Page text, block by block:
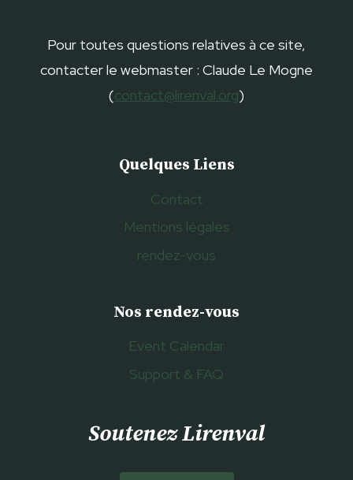
Pour toutes questions relatives à ce site,
contacter le webmaster : Claude Le Mogne
(contact@lirenval.org)
Quelques Liens
Contact
Mentions légales
rendez-vous
Nos rendez-vous
Event Calendar
Support & FAQ
Soutenez Lirenval